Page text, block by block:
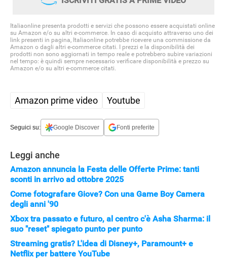
Italiaonline presenta prodotti e servizi che possono essere acquistati online
su Amazon e/o su altri e-commerce. In caso di acquisto attraverso uno dei
link presenti in pagina, Italiaonline potrebbe ricevere una commissione da
Amazon o dagli altri e-commerce citati. I prezzi e la disponibilità dei
prodotti non sono aggiornati in tempo reale e potrebbero subire variazioni
nel tempo: è quindi sempre necessario verificare disponibilità e prezzo su
Amazon e/o su altri e-commerce citati.
Amazon prime video Youtube
Seguici su: Google Discover Fonti preferite
Leggi anche
Amazon annuncia la Festa delle Offerte Prime: tanti
sconti in arrivo ad ottobre 2025
Come fotografare Giove? Con una Game Boy Camera
degli anni '90
Xbox tra passato e futuro, al centro c'è Asha Sharma: il
suo "reset" spiegato punto per punto
Streaming gratis? L'idea di Disney+, Paramount+ e
Netflix per battere YouTube